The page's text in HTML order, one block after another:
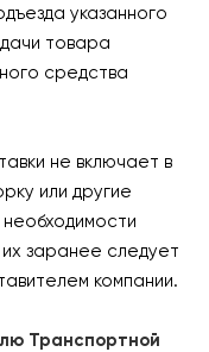
указанного
товара
средства
не включает в
или другие
их заранее следует
компании.
Транспортной